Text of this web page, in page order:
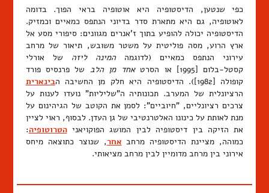
כפי שנטען, הדיסטופיה היא אוטופיה בראי הפוך. בדומה
לאוטופיה, גם היא מתארת סדר בדיוני הנתפס כמאיים וכמזיק.
הדיסטופיה יכולה להופיע בתוך ז'אנרים מגוונים: סיפורי מסע אל
ארץ הרוע, מסה פוליטית על משטר משובש, תיאור של מרחב
עירוני הנתפס כמאיים (לדוגמההמינה ליזה של אורלי
קסטל-בלום [1995] או הסרט
אחד מן הלב של פרנסיס פורד
קופולה [1982]). הדיסטופיה היא חלק מן החשיבה ה
בינארית
הרציונלית של המערב. תכונותיה ה"שליליות" נועדו לענות על
צרכים רציונליים, "חיוביים": לסמן את הקוטב של הגיהינום על
מנת לאותת על כינונו האלטרנטיבי של גן העדן. לבסוף, ראוי לציין
את הזיקה בין דיסטופיה לבין המושג הפוקויאניהטרוטופיה:
כמוהה, מציינת הדיסטופיה מרחב אחר, שנוצר כתוצאה מיחס
אירוני בין מרחב מדומיין לבין מרחב מציאותי.